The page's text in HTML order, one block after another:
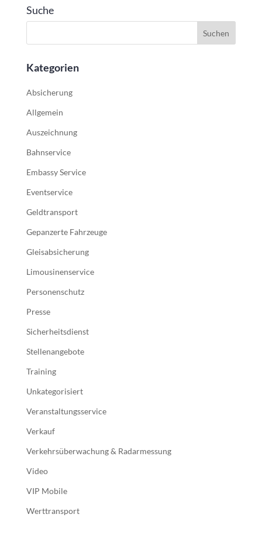
Suche
Kategorien
Absicherung
Allgemein
Auszeichnung
Bahnservice
Embassy Service
Eventservice
Geldtransport
Gepanzerte Fahrzeuge
Gleisabsicherung
Limousinenservice
Personenschutz
Presse
Sicherheitsdienst
Stellenangebote
Training
Unkategorisiert
Veranstaltungsservice
Verkauf
Verkehrsüberwachung & Radarmessung
Video
VIP Mobile
Werttransport